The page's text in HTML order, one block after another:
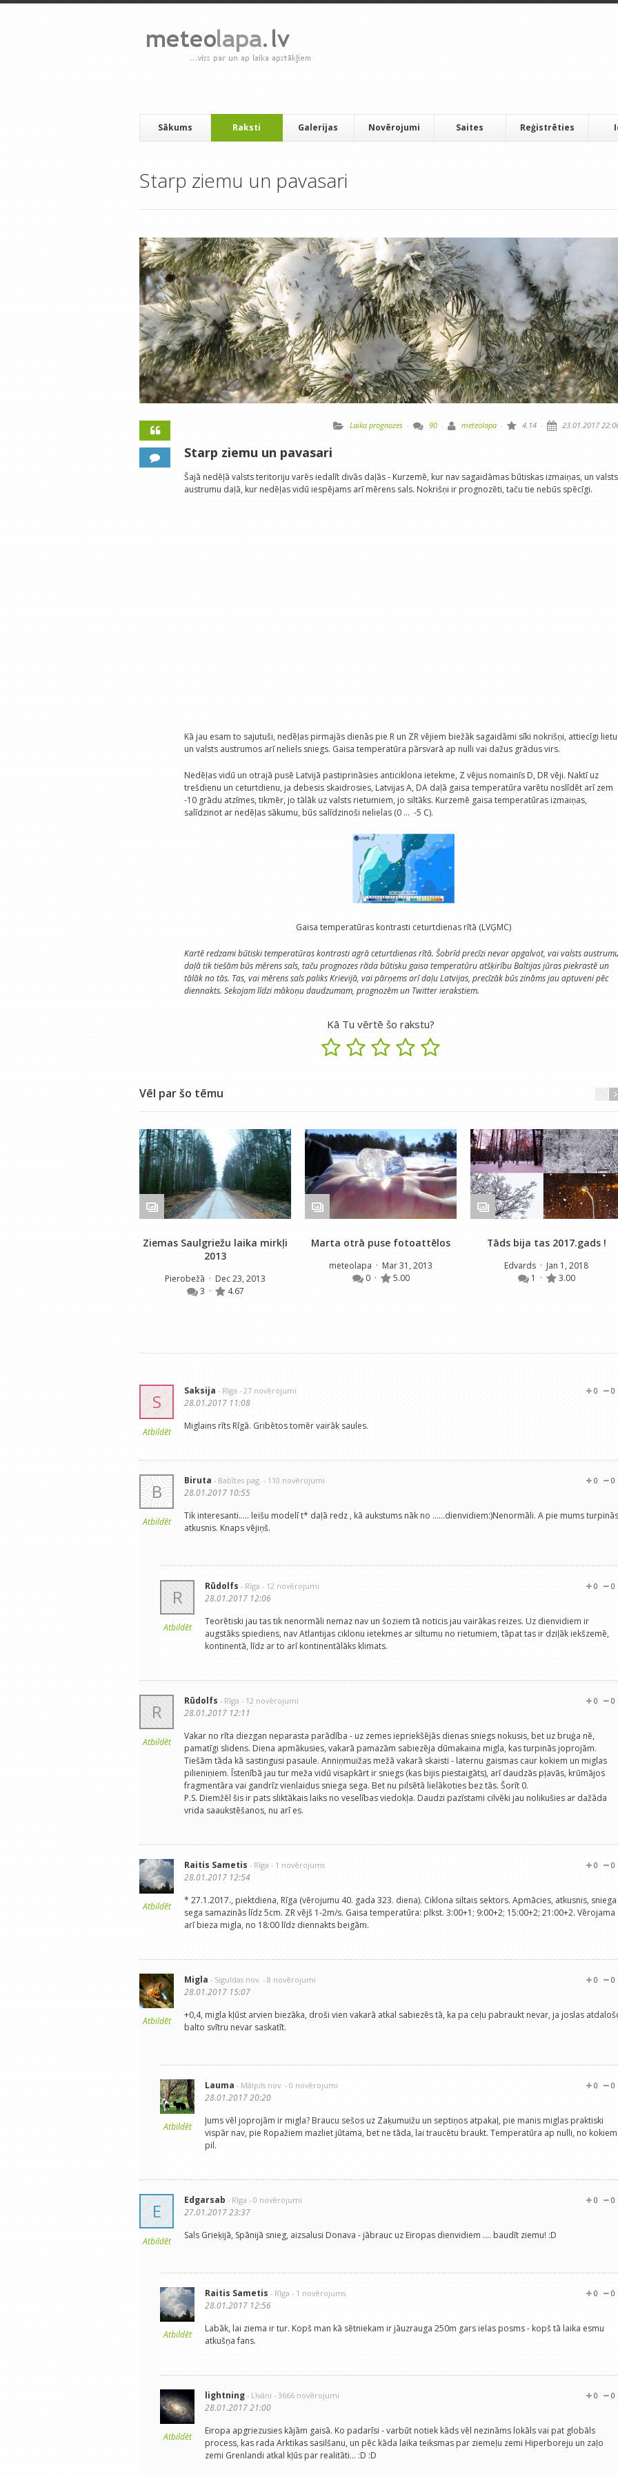
Sākums Raksti Galerijas Novērojumi Saites Reģistrēties
Starp ziemu un pavasari
Laika prognozes · 90 · meteolapa · 4.14 · 23.01.2017
Starp ziemu un pavasari
Šajā nedēļā valsts teritoriju varēs iedalīt divās daļās - Kurzemē, kur nav sagaidāmas būtiskas izmaiņas, un valsts
austrumu daļā, kur nedēļas vidū iespējams arī mērens sals. Nokrišņi ir prognozēti, taču tie nebūs spēcīgi.
Kā jau esam to sajutuši, nedēļas pirmajās dienās pie R un ZR vējiem biežāk sagaidāmi sīki nokrišņi, attiecīgi
un valsts austrumos arī neliels sniegs. Gaisa temperatūra pārsvarā ap nulli vai dažus grādus virs.
Nedēļas vidū un otrajā pusē Latvijā pastiprināsies anticiklona ietekme, Z vējus nomainīs D, DR vēji. Naktī uz
trešdienu un ceturtdienu, ja debesis skaidrosies, Latvijas A, DA daļā gaisa temperatūra varētu noslīdēt arī zem
-10 grādu atzīmes, tikmēr, jo tālāk uz valsts rietumiem, jo siltāks. Kurzemē gaisa temperatūras izmaiņas,
salīdzinot ar nedēļas sākumu, būs salīdzinoši nelielas (0 ... -5 C).
Gaisa temperatūras kontrasti ceturtdienas rītā (LVĢMC)
Kartē redzami būtiski temperatūras kontrasti agrā ceturtdienas rītā. Šobrīd precīzi nevar apgalvot, vai valsts
daļā tik tiešām būs mērens sals, taču prognozes rāda būtisku gaisa temperatūru atšķirību Baltijas jūras piekrastē un
tālāk no tās. Tas, vai mērens sals paliks Krievijā, vai pārņems arī daļu Latvijas, precīzāk būs zināms jau aptuveni pēc
diennakts. Sekojam līdzi mākoņu daudzumam, prognozēm un Twitter ierakstiem.
Kā Tu vērtē šo rakstu?
Vēl par šo tēmu
Ziemas Saulgriežu laika mirkļi
2013
Pierobežā · Dec 23, 2013
3 · 4.67
Marta otrā puse fotoattēlos
meteolapa · Mar 31, 2013
0 · 5.00
Tāds bija tas 2017.gads !
Edvards · Jan 1, 2018
1 · 3.00
S
Atbildēt
Saksija - Rīga - 27 novērojumi 0
0
28.01.2017 11:08
Miglains rīts Rīgā. Gribētos tomēr vairāk saules.
B
Atbildēt
Biruta - Babītes pag. - 110 novērojumi 0
0
28.01.2017 10:55
Tik interesanti..... leišu modelī t* daļā redz , kā aukstums nāk no ......dienvidiem:)Nenormāli. A pie mums turpinās
atkusnis. Knaps vējiņš.
R
Atbildēt
Rūdolfs - Rīga - 12 novērojumi 0
0
28.01.2017 12:06
Teorētiski jau tas tik nenormāli nemaz nav un šoziem tā noticis jau vairākas reizes. Uz dienvidiem ir
augstāks spiediens, nav Atlantijas ciklonu ietekmes ar siltumu no rietumiem, tāpat tas ir dziļāk iekšzemē,
kontinentā, līdz ar to arī kontinentālāks klimats.
R
Atbildēt
Rūdolfs - Rīga - 12 novērojumi 0
0
28.01.2017 12:11
Vakar no rīta diezgan neparasta parādība - uz zemes iepriekšējās dienas sniegs nokusis, bet uz bruģa nē,
pamatīgi slidens. Diena apmākusies, vakarā pamazām sabiezēja dūmakaina migla, kas turpinās joprojām.
Tiešām tāda kā sastingusi pasaule. Anniņmuižas mežā vakarā skaisti - laternu gaismas caur kokiem un miglas
pilieniņiem. Īstenībā jau tur meža vidū visapkārt ir sniegs (kas bijis piestaigāts), arī daudzās pļavās, krūmājos
fragmentāra vai gandrīz vienlaidus sniega sega. Bet nu pilsētā lielākoties bez tās. Šorīt 0.
P.S. Diemžēl šis ir pats sliktākais laiks no veselības viedokļa. Daudzi pazīstami cilvēki jau nolikušies ar dažāda
vrida saaukstēšanos, nu arī es.
Atbildēt
Raitis Sametis - Rīga - 1 novērojums 0
0
28.01.2017 12:54
* 27.1.2017., piektdiena, Rīga (vērojumu 40. gada 323. diena). Ciklona siltais sektors. Apmācies, atkusnis, sniega
sega samazinās līdz 5cm. ZR vējš 1-2m/s. Gaisa temperatūra: plkst. 3:00+1; 9:00+2; 15:00+2; 21:00+2. Vērojama
arī bieza migla, no 18:00 līdz diennakts beigām.
Atbildēt
Migla - Siguldas nov. - 8 novērojumi 0
0
28.01.2017 15:07
+0,4, migla kļūst arvien biezāka, droši vien vakarā atkal sabiezēs tā, ka pa ceļu pabraukt nevar, ja joslas
balto svītru nevar saskatīt.
Atbildēt
Lauma - Mālpils nov. - 0 novērojumi 0
0
28.01.2017 20:20
Jums vēl joprojām ir migla? Braucu sešos uz Zaķumuižu un septiņos atpakaļ, pie manis miglas praktiski
vispār nav, pie Ropažiem mazliet jūtama, bet ne tāda, lai traucētu braukt. Temperatūra ap nulli, no kokiem
pil.
E
Atbildēt
Edgarsab - Rīga - 0 novērojumi 0
0
27.01.2017 23:37
Sals Grieķijā, Spānijā snieg, aizsalusi Donava - jābrauc uz Eiropas dienvidiem .... baudīt ziemu! :D
Atbildēt
Raitis Sametis - Rīga - 1 novērojums 0
0
28.01.2017 12:56
Labāk, lai ziema ir tur. Kopš man kā sētniekam ir jāuzrauga 250m gars ielas posms - kopš tā laika esmu
atkušņa fans.
Atbildēt
lightning - Līvāni - 3666 novērojumi 0
0
28.01.2017 21:00
Eiropa apgriezusies kājām gaisā. Ko padarīsi - varbūt notiek kāds vēl nezināms lokāls vai pat globāls
process, kas rada Arktikas sasilšanu, un pēc kāda laika teiksmas par ziemeļu zemi Hiperboreju un zaļo
zemi Grenlandi atkal kļūs par realitāti... :D :D